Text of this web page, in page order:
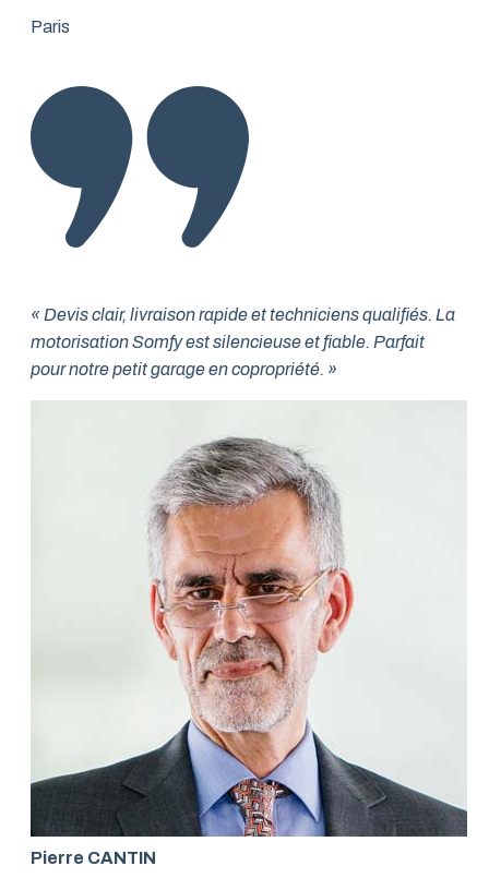
Paris
« Devis clair, livraison rapide et techniciens qualifiés. La
motorisation Somfy est silencieuse et fiable. Parfait
pour notre petit garage en copropriété. »
Pierre CANTIN